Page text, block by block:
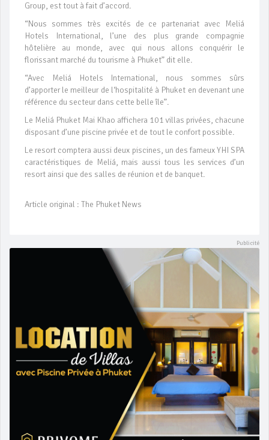
Group, est tout à fait d’accord.
“Nous sommes très excités de ce partenariat avec Meliá
Hotels International, l’une des plus grande compagnie
hôtelière au monde, avec qui nous allons conquérir le
florissant marché du tourisme à Phuket” dit elle.
“Avec Meliá Hotels International, nous sommes sûrs
d’apporter le meilleur de l‘hospitalité à Phuket en devenant une
référence du secteur dans cette belle île”.
Le Meliá Phuket Mai Khao affichera 101 villas privées, chacune
disposant d’une piscine privée et de tout le confort possible.
Le resort comptera aussi deux piscines, un des fameux YHI SPA
caractéristiques de Meliá, mais aussi tous les services d’un
resort ainsi que des salles de réunion et de banquet.
Article original : The Phuket News